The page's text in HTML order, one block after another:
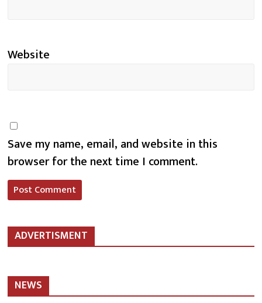
Website
Save my name, email, and website in this
browser for the next time I comment.
ADVERTISMENT
NEWS